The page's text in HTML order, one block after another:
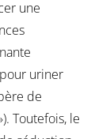
une
uriner
de
Toutefois, le